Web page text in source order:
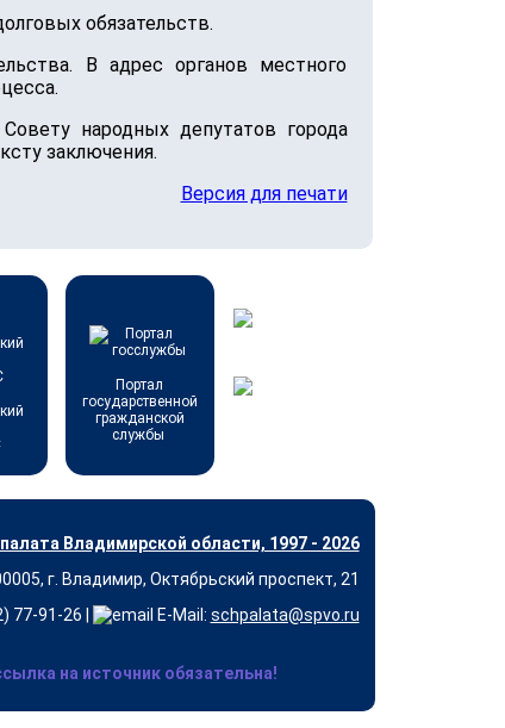
обязательств.
В адрес органов местного
народных депутатов города
заключения.
Версия для печати
Портал
государственной
гражданской
службы
Владимирской области, 1997 - 2026
г. Владимир, Октябрьский проспект, 21
77-91-26 |
E-Mail: schpalata@spvo.ru
на источник обязательна!